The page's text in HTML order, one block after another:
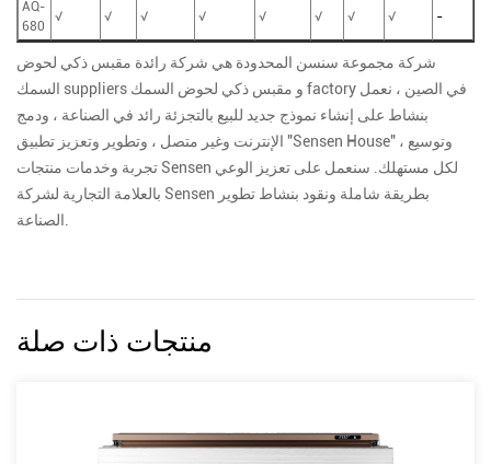
AQ-
680
√ √ √ √ √ √ √ √ -
شركة مجموعة سنسن المحدودة هي شركة رائدة مقبس ذكي لحوض
السمك suppliers
و مقبس ذكي لحوض السمك factory
بنشاط على إنشاء نموذج جديد للبيع بالتجزئة رائد في الصناعة ، ودمج
الإنترنت وغير متصل ، وتطوير وتعزيز تطبيق "Sensen House" ، وتوسيع
تجربة وخدمات منتجات Sensen لكل مستهلك. سنعمل على تعزيز الوعي
بالعلامة التجارية لشركة Sensen بطريقة شاملة ونقود بنشاط تطوير
منتجات ذات صلة